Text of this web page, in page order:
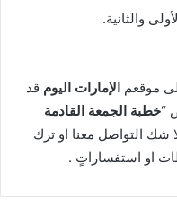
موقعم الإمارات اليوم قد
“خطبة الجمعة القادمة
شك التواصل معنا او ترك
او استفساراتٍ .